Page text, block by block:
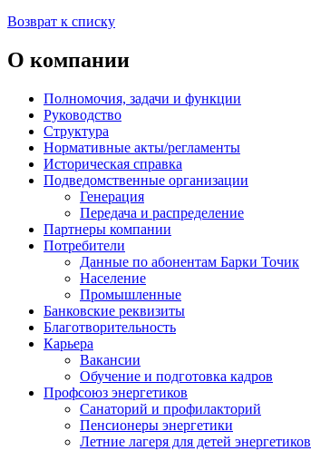
Возврат к списку
О компании
Полномочия, задачи и функции
Руководство
Структура
Нормативные акты/регламенты
Историческая справка
Подведомственные организации
Генерация
Передача и распределение
Партнеры компании
Потребители
Данные по абонентам Барки Точик
Население
Промышленные
Банковские реквизиты
Благотворительность
Карьера
Вакансии
Обучение и подготовка кадров
Профсоюз энергетиков
Санаторий и профилакторий
Пенсионеры энергетики
Летние лагеря для детей энергетиков